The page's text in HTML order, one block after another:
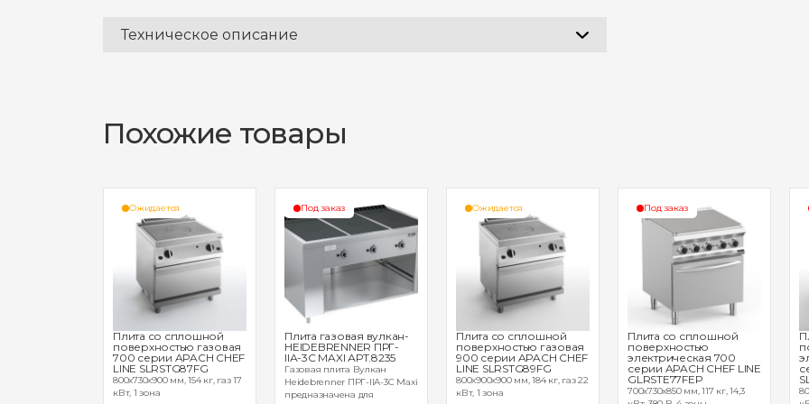
Техническое описание
Похожие товары
Ожидается
Плита со сплошной
поверхностью газовая
700 серии APACH CHEF
LINE SLRSTG87FG
800х730х900 мм, 154 кг, газ 17
кВт, 1 зона
Под заказ
Плита газовая вулкан-
HEIDEBRENNER ПРГ-
IIА-3С MAXI АРТ.8235
Газовая плита Вулкан
Heidebrenner ПРГ-IIA-3С Maxi
предназначена для
Ожидается
Плита со сплошной
поверхностью газовая
900 серии APACH CHEF
LINE SLRSTG89FG
800х900х900 мм, 184 кг, газ 22
кВт, 1 зона
Под заказ
Плита со сплошной
поверхностью
электрическая 700
серии APACH CHEF LINE
GLRSTE77FEP
700х730х850 мм, 117 кг, 14,3